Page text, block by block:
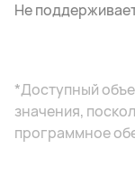
Не
*Доступный
значения,
программное